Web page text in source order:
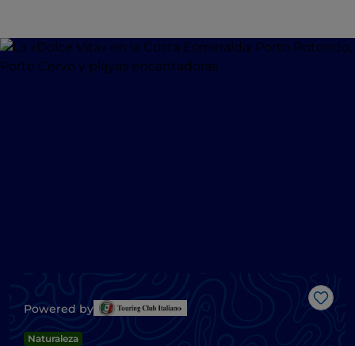
Me
Powered by
Naturaleza